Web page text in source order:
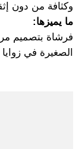
وكثافة من دون
ما يميزها:
فرشاة بتصميم
الصغيرة في زوايا